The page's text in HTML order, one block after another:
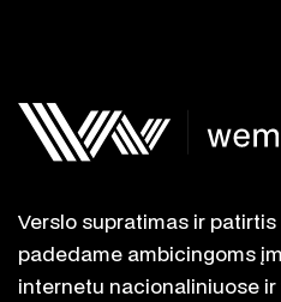
Verslo supratimas ir
padedame ambicingoms
internetu nacionaliniuose